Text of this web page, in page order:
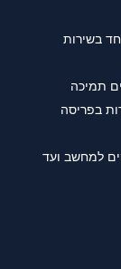
בשירות
תמיכה
בפריסה
למחשב ועד